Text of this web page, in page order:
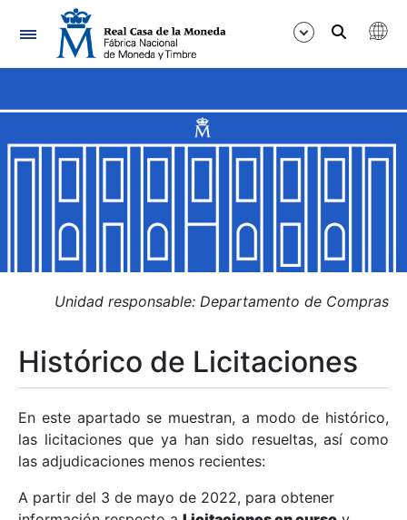
Navegación
Mostrar/Ocultar
Mostrar/Ocultar
Mostrar/Ocultar
Mostrar/Ocultar
Mostrar/Ocultar
Unidad responsable: Departamento de Compras
Histórico de Licitaciones
En este apartado se muestran, a modo de histórico,
las licitaciones que ya han sido resueltas, así como
las adjudicaciones menos recientes:
A partir del 3 de mayo de 2022, para obtener